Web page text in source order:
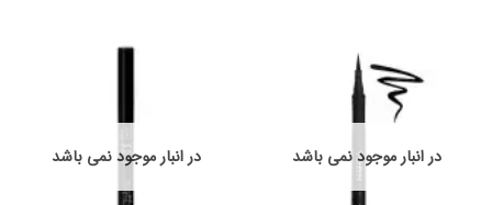
در انبار موجود نمی باشد در انبار موجود نمی باشد